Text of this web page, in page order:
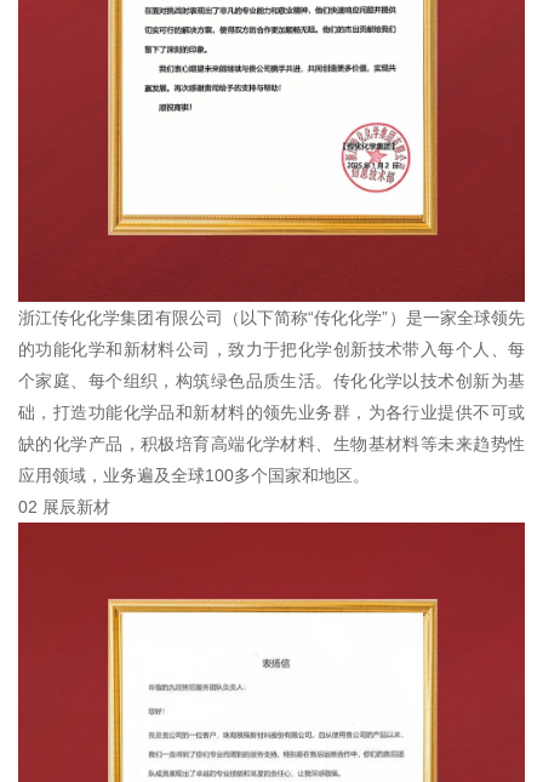
浙江传化化学集团有限公司（以下简称“传化化学”）是⼀家全球领先
的功能化学和新材料公司，致力于把化学创新技术带入每个人、每
个家庭、每个组织，构筑绿色品质生活。传化化学以技术创新为基
础，打造功能化学品和新材料的领先业务群，为各行业提供不可或
缺的化学产品，积极培育高端化学材料、生物基材料等未来趋势性
应用领域，业务遍及全球100多个国家和地区。
02 展辰新材